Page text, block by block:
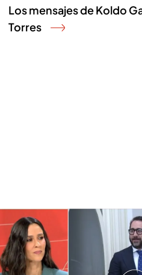
Los mensajes de Koldo
Torres
Los frentes judiciales que afectan al
legislatura?